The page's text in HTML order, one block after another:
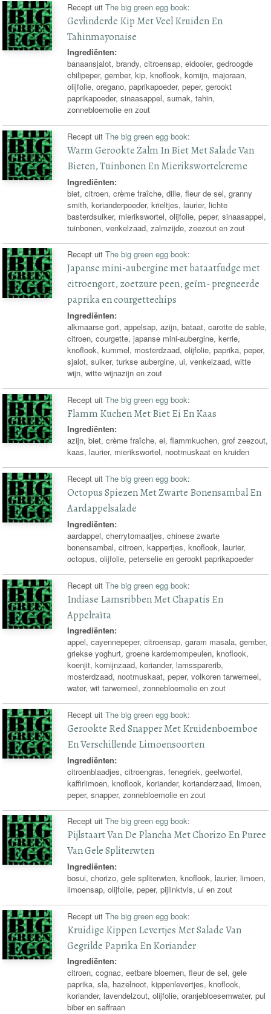
Recept uitThe big green egg book:
Gevlinderde Kip Met Veel Kruiden En
Tahinmayonaise
Ingrediënten:
banaansjalot, brandy, citroensap, eidooier, gedroogde
chilipeper, gember, kip, knoflook, komijn, majoraan,
olijfolie, oregano, paprikapoeder, peper, gerookt
paprikapoeder, sinaasappel, sumak, tahin,
zonnebloemolie en zout
Recept uitThe big green egg book:
Warm Gerookte Zalm In Biet Met Salade Van
Bieten, Tuinbonen En Mierikswortelcreme
Ingrediënten:
biet, citroen, crème fraîche, dille, fleur de sel, granny
smith, korianderpoeder, krieltjes, laurier, lichte
basterdsuiker, mierikswortel, olijfolie, peper, sinaasappel,
tuinbonen, venkelzaad, zalmzijde, zeezout en zout
Recept uitThe big green egg book:
Japanse mini-aubergine met bataatfudge met
citroengort, zoetzure peen, geïm- pregneerde
paprika en courgettechips
Ingrediënten:
alkmaarse gort, appelsap, azijn, bataat, carotte de sable,
citroen, courgette, japanse mini-aubergine, kerrie,
knoflook, kummel, mosterdzaad, olijfolie, paprika, peper,
sjalot, suiker, turkse aubergine, ui, venkelzaad, witte
wijn, witte wijnazijn en zout
Recept uitThe big green egg book:
Flamm Kuchen Met Biet Ei En Kaas
Ingrediënten:
azijn, biet, crème fraîche, ei, flammkuchen, grof zeezout,
kaas, laurier, mierikswortel, nootmuskaat en kruiden
Recept uitThe big green egg book:
Octopus Spiezen Met Zwarte Bonensambal En
Aardappelsalade
Ingrediënten:
aardappel, cherrytomaatjes, chinese zwarte
bonensambal, citroen, kappertjes, knoflook, laurier,
octopus, olijfolie, peterselie en gerookt paprikapoeder
Recept uitThe big green egg book:
Indiase Lamsribben Met Chapatis En
Appelraïta
Ingrediënten:
appel, cayennepeper, citroensap, garam masala, gember,
griekse yoghurt, groene kardemompeulen, knoflook,
koenjit, komijnzaad, koriander, lamssparerib,
mosterdzaad, nootmuskaat, peper, volkoren tarwemeel,
water, wit tarwemeel, zonnebloemolie en zout
Recept uitThe big green egg book:
Gerookte Red Snapper Met Kruidenboemboe
En Verschillende Limoensoorten
Ingrediënten:
citroenblaadjes, citroengras, fenegriek, geelwortel,
kaffirlimoen, knoflook, koriander, korianderzaad, limoen,
peper, snapper, zonnebloemolie en zout
Recept uitThe big green egg book:
Pijlstaart Van De Plancha Met Chorizo En Puree
Van Gele Spliterwten
Ingrediënten:
bosui, chorizo, gele spliterwten, knoflook, laurier, limoen,
limoensap, olijfolie, peper, pijlinktvis, ui en zout
Recept uitThe big green egg book:
Kruidige Kippen Levertjes Met Salade Van
Gegrilde Paprika En Koriander
Ingrediënten:
citroen, cognac, eetbare bloemen, fleur de sel, gele
paprika, sla, hazelnoot, kippenlevertjes, knoflook,
koriander, lavendelzout, olijfolie, oranjebloesemwater, pul
biber en saffraan